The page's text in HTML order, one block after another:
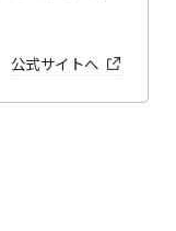
公式サイトへ